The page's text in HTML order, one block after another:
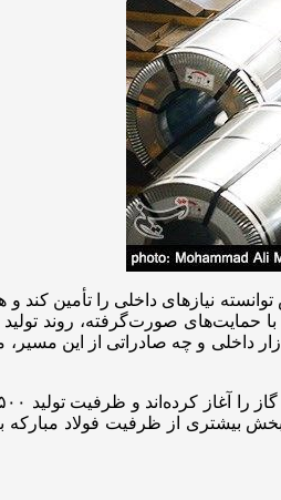
نیازهای داخلی را تأمین کند
با حمایت‌های صورت‌گرفته، روند
چه در بازار داخلی و چه صادراتی از
بیشتری از ظرفیت فولاد مبارکه